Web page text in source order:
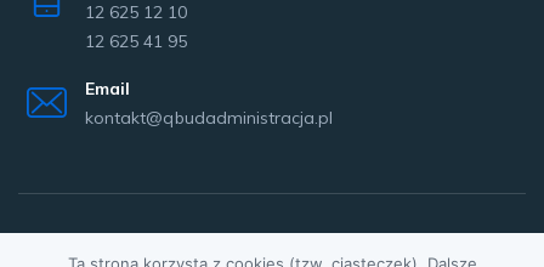
12 625 12 10
12 625 41 95
Email
kontakt@qbudadministracja.pl